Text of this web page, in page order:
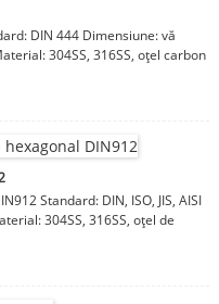
DIN 444 Dimensiune: vă
304SS, 316SS, oțel carbon
Standard: DIN, ISO, JIS, AISI
304SS, 316SS, oțel de